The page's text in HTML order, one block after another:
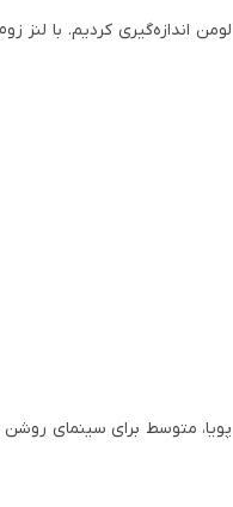
اغلب روشن‌تر از حد انتظار هستند. ما ویدئو پروژکتور ۳۱۰۰ را در روشن‌ترین حالت خود با
متوسط ​​برای سینمای روشن